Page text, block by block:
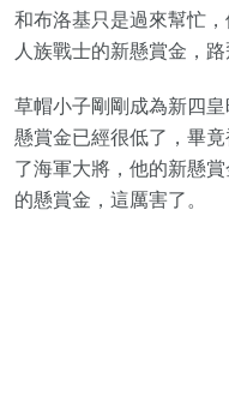
和布洛基只是過來幫忙
人族戰士的新懸賞金，
草帽小子剛剛成為新四
懸賞金已經很低了，畢
了海軍大將，他的新懸
的懸賞金，這厲害了。